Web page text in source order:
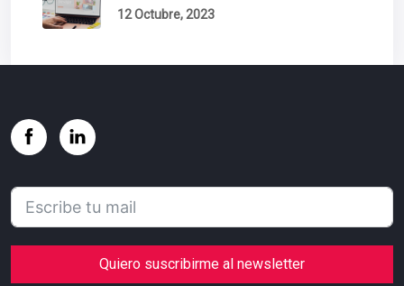
12 Octubre, 2023
Quiero suscribirme al newsletter